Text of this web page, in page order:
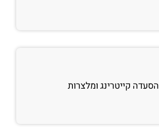
הסעדה קייטרינג ומלצרות